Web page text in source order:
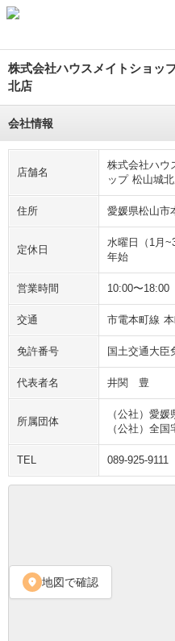
株式会社ハウスメイトショッ
北店
会社情報
店舗名
株式会社ハウ
ップ 松山城
住所 愛媛県松山市
定休日
水曜日（1月
年始
営業時間 10:00〜18:00
交通 市電本町線
免許番号 国土交通大臣
代表者名 井関 豊
所属団体
（公社）愛
（公社）全
TEL 089-925-9111
location_on 地図で確認